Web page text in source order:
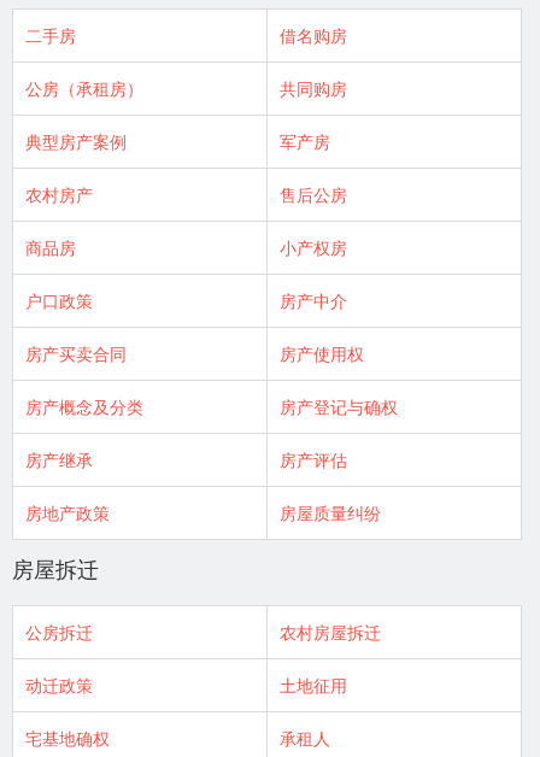
二手房 借名购房
公房（承租房） 共同购房
典型房产案例 军产房
农村房产 售后公房
商品房 小产权房
户口政策 房产中介
房产买卖合同 房产使用权
房产概念及分类 房产登记与确权
房产继承 房产评估
房地产政策 房屋质量纠纷
房屋拆迁
公房拆迁 农村房屋拆迁
动迁政策 土地征用
宅基地确权 承租人